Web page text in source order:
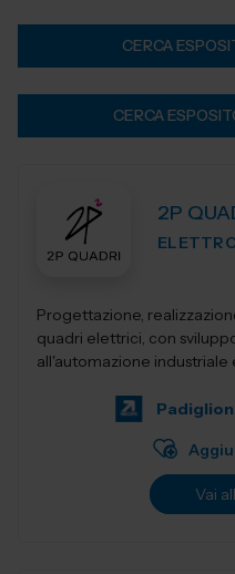
CERCA
CERCA
2P
Progettazione,
quadri elettrici, con
all'automazione
Vai